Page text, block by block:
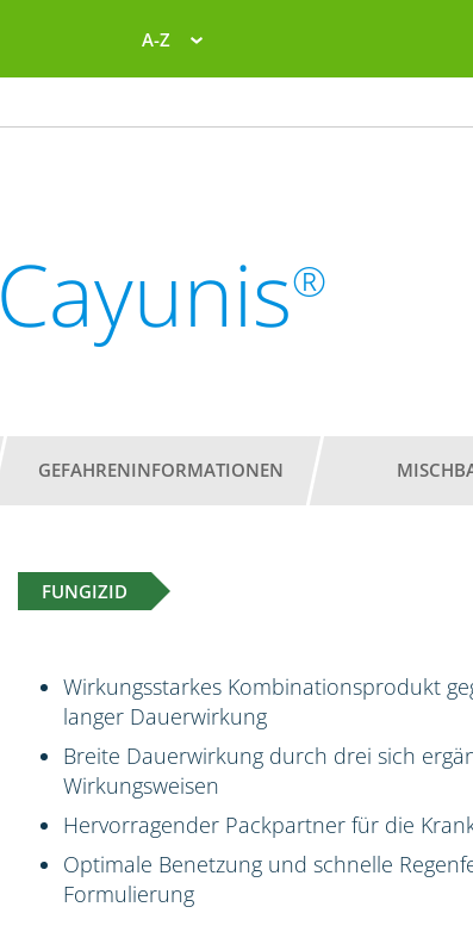
A-Z
Cayunis®
GEFAHRENINFORMATIONEN
FUNGIZID
Wirkungsstarkes Kombinationsprodukt
langer Dauerwirkung
Breite Dauerwirkung durch drei sich
Wirkungsweisen
Hervorragender Packpartner für die
Optimale Benetzung und schnelle
Formulierung